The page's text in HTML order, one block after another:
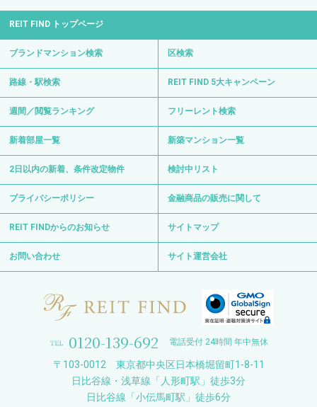
REIT FIND トップページ
ブランドマンション検索 区検索
路線・駅検索 REIT FIND 5大キャンペーン
週間／閲覧ランキング フリーレント検索
新着部屋一覧 新築マンション一覧
2日以内の新着、条件改定物件 検討中リスト
プライバシーポリシー 金融商品の販売に関して
REIT FINDからのお知らせ サイトマップ
お問い合わせ サイト運営会社
0120-139-692 電話受付 24時間 年中無休
〒103-0012 東京都中央区日本橋堀留町1-8-11
日比谷線・浅草線「人形町駅」徒歩3分
日比谷線「小伝馬町駅」徒歩6分